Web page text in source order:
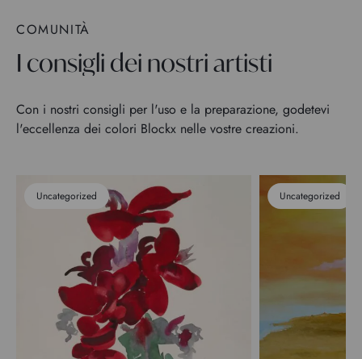
COMUNITÀ
I consigli dei nostri artisti
Con i nostri consigli per l'uso e la preparazione, godetevi
l'eccellenza dei colori Blockx nelle vostre creazioni.
Uncategorized Uncategorized